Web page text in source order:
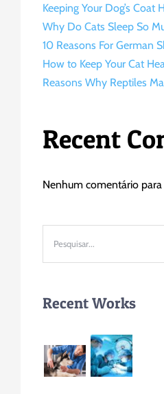
Keeping Your Dog’s Coat
Why Do Cats Sleep So
10 Reasons For German
How to Keep Your Cat
Reasons Why Reptiles
Recent
Nenhum comentário
resultados
Recent Works